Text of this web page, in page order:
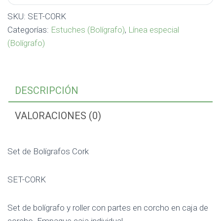
SKU: SET-CORK
Categorías: Estuches (Bolígrafo), Línea especial
(Bolígrafo)
DESCRIPCIÓN
VALORACIONES (0)
Set de Bolígrafos Cork
SET-CORK
Set de bolígrafo y roller con partes en corcho en caja de